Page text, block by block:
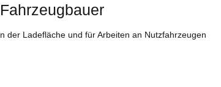
der Ladefläche und für Arbeiten an Nutzfahrzeugen